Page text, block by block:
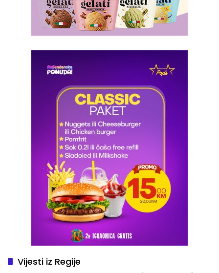
Vijesti iz Regije